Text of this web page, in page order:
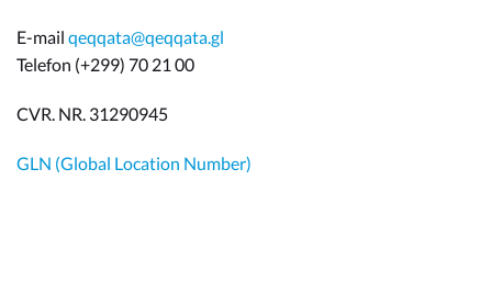
E-mail qeqqata@qeqqata.gl
Telefon (+299) 70 21 00
CVR. NR. 31290945
GLN (Global Location Number)